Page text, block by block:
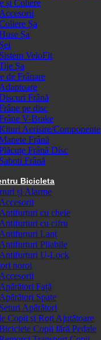
și Coliere
Accesorii
Șa
Șa
Șei
Sistem VeloFit
Șa
de Frânare
Adaptoare
Frână
pe disc
V-Brake
Aerisire/Componente
Frână
Frână Disc
Saboti Frână
Bicicleta
și Alarme
Accesorii
Antifurturi cu cheie
Antifurturi cu cifru
Antifurturi Lanț
Antifurturi Pliabile
Antifurturi U-Lock
noroi
Accesorii
Apărători Față
Apărători Spate
Seturi Apărători
Copii și Roți Ajutătoare
Copii fără Pedale